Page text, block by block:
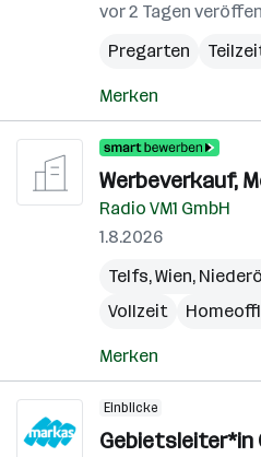
vor 2 Tagen
Pregarten
Merken
Werbeverkauf,
Radio VM1 GmbH
1.8.2026
Telfs,Wien,
Vollzeit
Merken
Einblicke
Gebietsleiter*in